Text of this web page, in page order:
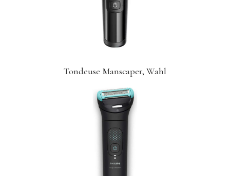
Tondeuse Manscaper, Wahl